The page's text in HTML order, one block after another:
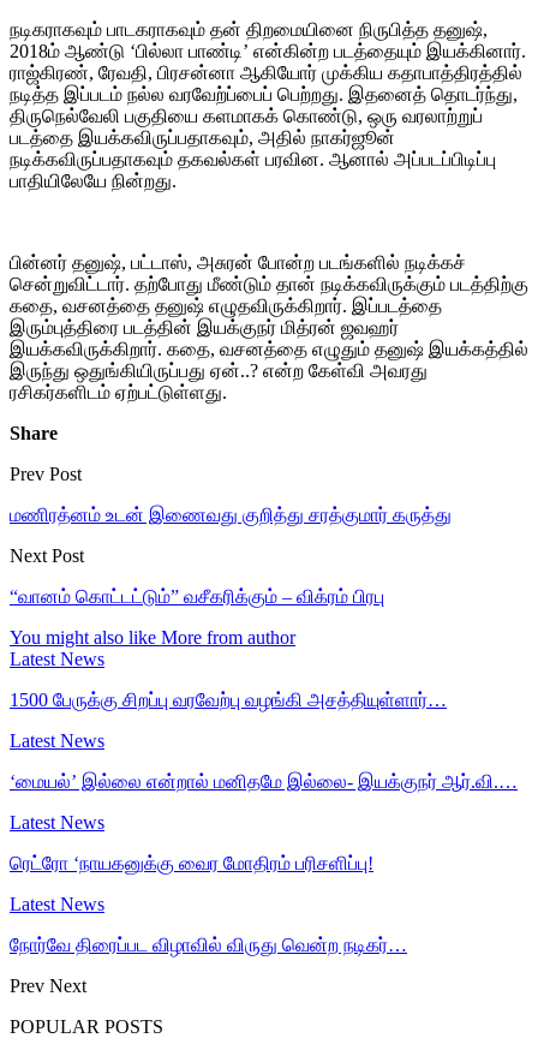
நடிகராகவும் பாடகராகவும் தன் திறமையினை நிருபித்த தனுஷ்,
2018ம் ஆண்டு ‘பில்லா பாண்டி’ என்கின்ற படத்தையும் இயக்கினார்.
ராஜ்கிரண், ரேவதி, பிரசன்னா ஆகியோர் முக்கிய கதாபாத்திரத்தில்
நடித்த இப்படம் நல்ல வரவேற்ப்பைப் பெற்றது. இதனைத் தொடர்ந்து,
திருநெல்வேலி பகுதியை களமாகக் கொண்டு, ஒரு வரலாற்றுப்
படத்தை இயக்கவிருப்பதாகவும், அதில் நாகர்ஜூன்
நடிக்கவிருப்பதாகவும் தகவல்கள் பரவின. ஆனால் அப்படப்பிடிப்பு
பாதியிலேயே நின்றது.
பின்னர் தனுஷ், பட்டாஸ், அசுரன் போன்ற படங்களில் நடிக்கச்
சென்றுவிட்டார். தற்போது மீண்டும் தான் நடிக்கவிருக்கும் படத்திற்கு
கதை, வசனத்தை தனுஷ் எழுதவிருக்கிறார். இப்படத்தை
இரும்புத்திரை படத்தின் இயக்குநர் மித்ரன் ஜவஹர்
இயக்கவிருக்கிறார். கதை, வசனத்தை எழுதும் தனுஷ் இயக்கத்தில்
இருந்து ஒதுங்கியிருப்பது ஏன்..? என்ற கேள்வி அவரது
ரசிகர்களிடம் ஏற்பட்டுள்ளது.
Share
Prev Post
மணிரத்னம் உடன் இணைவது குறித்து சரத்குமார் கருத்து
Next Post
“வானம் கொட்டட்டும்” வசீகரிக்கும் – விக்ரம் பிரபு
You might also like More from author
Latest News
1500 பேருக்கு சிறப்பு வரவேற்பு வழங்கி அசத்தியுள்ளார்…
Latest News
‘மையல்’ இல்லை என்றால் மனிதமே இல்லை- இயக்குநர் ஆர்.வி.…
Latest News
ரெட்ரோ ‘நாயகனுக்கு வைர மோதிரம் பரிசளிப்பு!
Latest News
நோர்வே திரைப்பட விழாவில் விருது வென்ற நடிகர்…
Prev Next
POPULAR POSTS